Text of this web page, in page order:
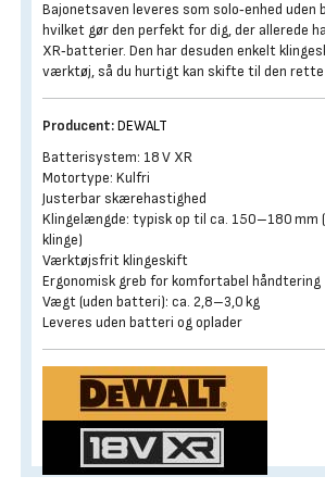
Bajonetsaven leveres som solo‑enhed uden
hvilket gør den perfekt for dig, der allerede
XR‑batterier. Den har desuden enkelt
værktøj, så du hurtigt kan skifte til den rette
Producent:DEWALT
Batterisystem: 18 V XR
Motortype: Kulfri
Justerbar skærehastighed
Klingelængde: typisk op til ca. 150–180 mm
klinge)
Værktøjsfrit klingeskift
Ergonomisk greb for komfortabel håndtering
Vægt (uden batteri): ca. 2,8–3,0 kg
Leveres uden batteri og oplader